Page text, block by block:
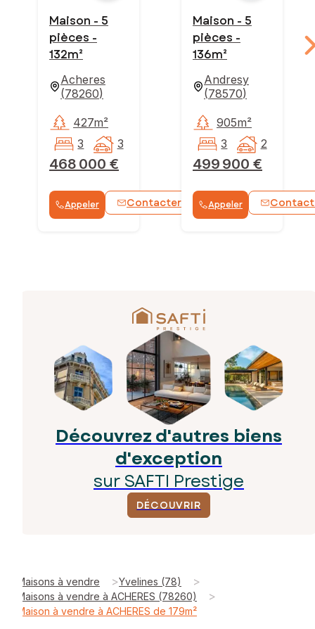
Maison - 5
pièces -
132m²
Acheres
(78260)
468 000 €
427m²
3
3
Appeler Contacter WhatsApp
Maison - 5
pièces -
136m²
Andresy
(78570)
499 900 €
905m²
3
2
Appeler
Découvrez d'autres biens
d'exception
sur SAFTI Prestige
DÉCOUVRIR
Maisons à vendre >Yvelines (78) >
Maisons à vendre à ACHERES (78260) >
Maison à vendre à ACHERES de 179m²